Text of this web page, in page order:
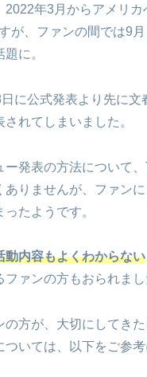
2022年3月からアメリ
が、ファンの間では9
に。
日に公式発表より先に文
れてしまいました。
発表の方法について、
ありませんが、ファン
たようです。
動内容もよくわからない
ァンの方もおられまし
の方が、大切にしてき
ついては、以下をご参